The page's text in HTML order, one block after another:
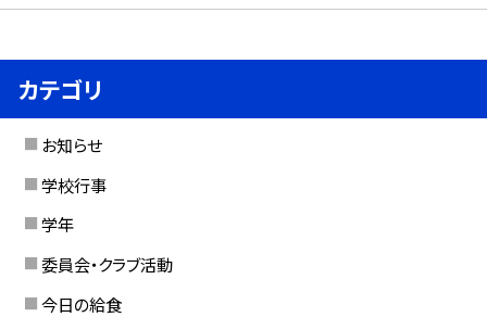
カテゴリ
お知らせ
学校行事
学年
委員会・クラブ活動
今日の給食